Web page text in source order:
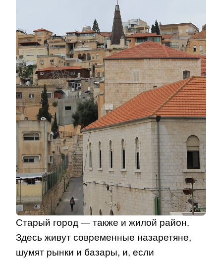
Старый город — также и жилой район.
Здесь живут современные назаретяне,
шумят рынки и базары, и, если